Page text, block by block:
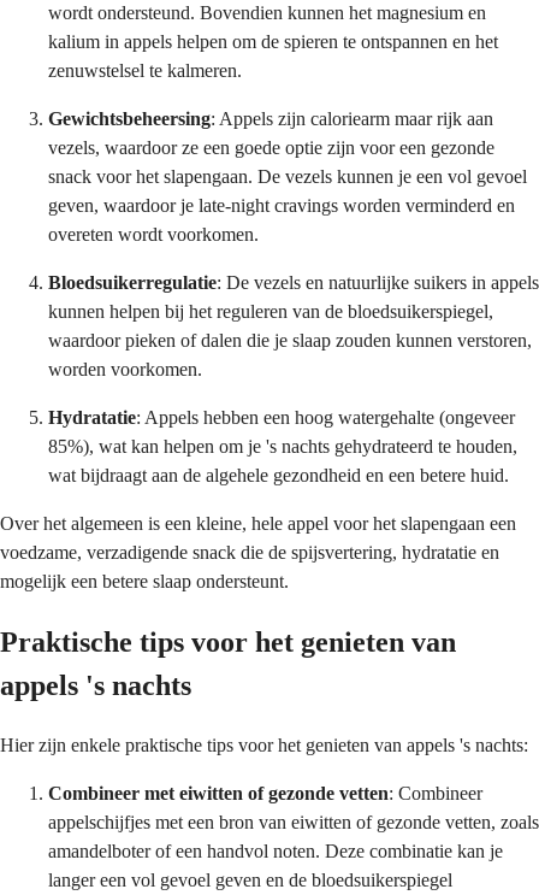
wordt ondersteund. Bovendien kunnen het magnesium en
kalium in appels helpen om de spieren te ontspannen en het
zenuwstelsel te kalmeren.
Gewichtsbeheersing: Appels zijn caloriearm maar rijk aan
vezels, waardoor ze een goede optie zijn voor een gezonde
snack voor het slapengaan. De vezels kunnen je een vol gevoel
geven, waardoor je late-night cravings worden verminderd en
overeten wordt voorkomen.
Bloedsuikerregulatie: De vezels en natuurlijke suikers in appels
kunnen helpen bij het reguleren van de bloedsuikerspiegel,
waardoor pieken of dalen die je slaap zouden kunnen verstoren,
worden voorkomen.
Hydratatie: Appels hebben een hoog watergehalte (ongeveer
85%), wat kan helpen om je 's nachts gehydrateerd te houden,
wat bijdraagt aan de algehele gezondheid en een betere huid.
Over het algemeen is een kleine, hele appel voor het slapengaan een
voedzame, verzadigende snack die de spijsvertering, hydratatie en
mogelijk een betere slaap ondersteunt.
Praktische tips voor het genieten van
appels 's nachts
Hier zijn enkele praktische tips voor het genieten van appels 's nachts:
Combineer met eiwitten of gezonde vetten: Combineer
appelschijfjes met een bron van eiwitten of gezonde vetten, zoals
amandelboter of een handvol noten. Deze combinatie kan je
langer een vol gevoel geven en de bloedsuikerspiegel